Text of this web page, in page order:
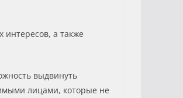
а также
выдвинуть
лицами, которые не